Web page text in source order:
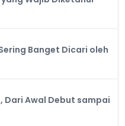
Banget Dicari oleh
Dari Awal Debut sampai